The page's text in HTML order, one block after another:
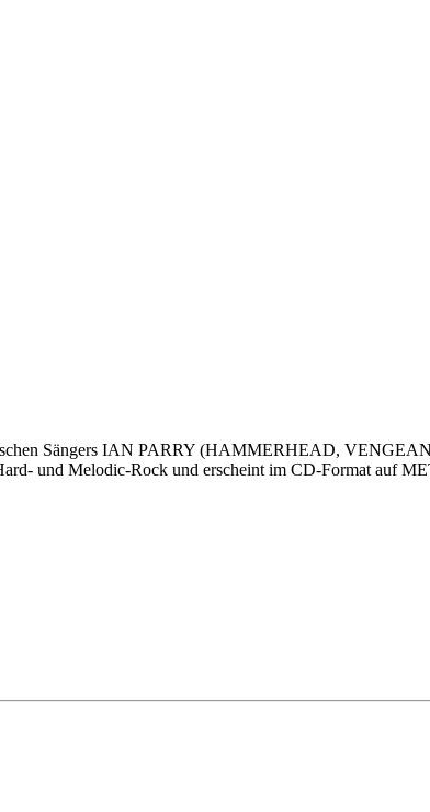
Sängers IAN PARRY (HAMMERHEAD,
und Melodic-Rock und erscheint im CD-Format auf